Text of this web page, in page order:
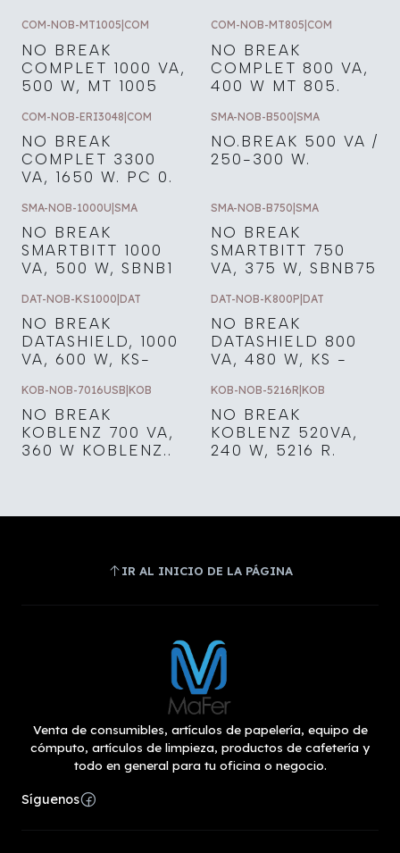
COM-NOB-MT1005 COM
NO BREAK
COMPLET 1000 VA,
500 W, MT 1005
COM-NOB-MT805 COM
NO BREAK
COMPLET 800 VA,
400 W MT 805.
COM-NOB-ERI3048|COM
NO BREAK
COMPLET 3300
VA, 1650 W. PC 0.
SMA-NOB-B500|SMA
NO.BREAK 500 VA /
250-300 W.
SMA-NOB-1000U SMA
NO BREAK
SMARTBITT 1000
VA, 500 W, SBNB1
SMA-NOB-B750 SMA
NO BREAK
SMARTBITT 750
VA, 375 W, SBNB75
DAT-NOB-KS1000 DAT
NO BREAK
DATASHIELD, 1000
VA, 600 W, KS-
DAT-NOB-K800P DAT
NO BREAK
DATASHIELD 800
VA, 480 W, KS -
KOB-NOB-7016USB KOB
NO BREAK
KOBLENZ 700 VA,
360 W KOBLENZ..
KOB-NOB-5216R KOB
NO BREAK
KOBLENZ 520VA,
240 W, 5216 R.
IR AL INICIO DE LA PÁGINA
Venta de consumibles, artículos de papelería, equipo de
cómputo, artículos de limpieza, productos de cafetería y
todo en general para tu oficina o negocio.
Síguenos